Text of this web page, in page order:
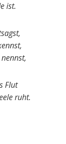
ist.
Flut
ruht.